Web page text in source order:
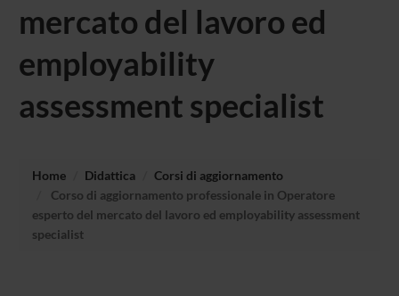
mercato del lavoro ed
employability
assessment specialist
Home Didattica
Corsi di aggiornamento
Corso di aggiornamento professionale in Operatore
esperto del mercato del lavoro ed employability assessment
specialist